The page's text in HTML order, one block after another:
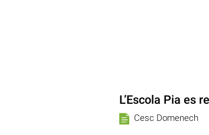
L’Escola Pia es
Cesc Domenech